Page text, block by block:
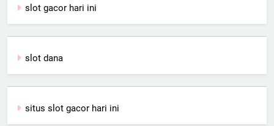
slot gacor hari ini
slot dana
situs slot gacor hari ini